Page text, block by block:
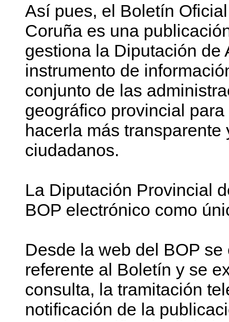
Así pues, el Boletín
Coruña es una
gestiona la Diputación de
instrumento de
conjunto de las
geográfico provincial
hacerla más
ciudadanos.
La Diputación Provincial
BOP electrónico como
Desde la web del BOP
referente al Boletín y se
consulta, la tramitación
notificación de la